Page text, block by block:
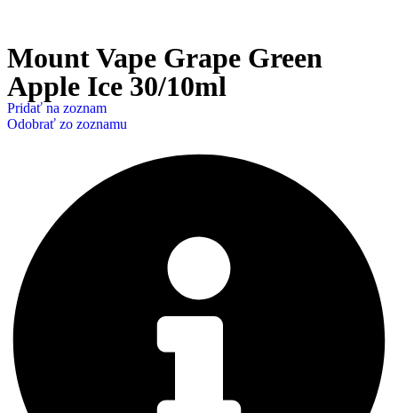
Mount Vape Grape Green
Apple Ice 30/10ml
Pridať na zoznam
Odobrať zo zoznamu